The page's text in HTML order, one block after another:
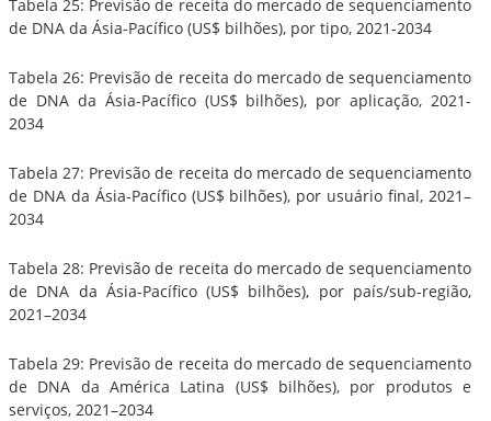
Tabela 25: Previsão de receita do mercado de sequenciamento
de DNA da Ásia-Pacífico (US$ bilhões), por tipo, 2021-2034
Tabela 26: Previsão de receita do mercado de sequenciamento
de DNA da Ásia-Pacífico (US$ bilhões), por aplicação, 2021-
2034
Tabela 27: Previsão de receita do mercado de sequenciamento
de DNA da Ásia-Pacífico (US$ bilhões), por usuário final, 2021–
2034
Tabela 28: Previsão de receita do mercado de sequenciamento
de DNA da Ásia-Pacífico (US$ bilhões), por país/sub-região,
2021–2034
Tabela 29: Previsão de receita do mercado de sequenciamento
de DNA da América Latina (US$ bilhões), por produtos e
serviços, 2021–2034